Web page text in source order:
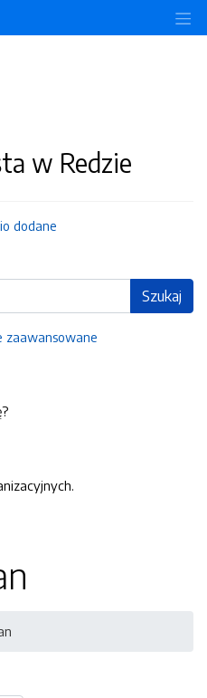
w Redzie
dodane
Szukaj
zaawansowane